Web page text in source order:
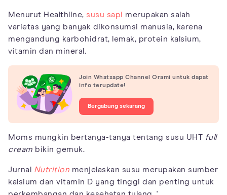
Menurut Healthline, susu sapi merupakan salah
varietas yang banyak dikonsumsi manusia, karena
mengandung karbohidrat, lemak, protein kalsium,
vitamin dan mineral.
Join Whatsapp Channel Orami untuk dapat
info terupdate!
Bergabung sekarang
Moms mungkin bertanya-tanya tentang susu UHT full
cream bikin gemuk.
Jurnal Nutrition menjelaskan susu merupakan sumber
kalsium dan vitamin D yang tinggi dan penting untuk